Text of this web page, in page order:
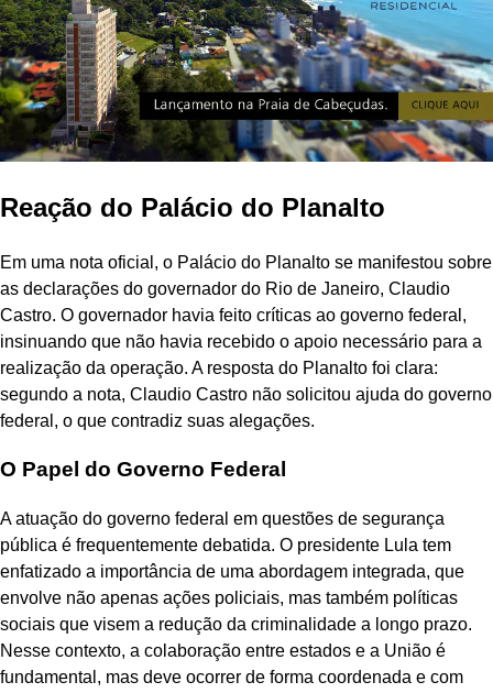
Reação do Palácio do Planalto
Em uma nota oficial, o Palácio do Planalto se manifestou sobre
as declarações do governador do Rio de Janeiro, Claudio
Castro. O governador havia feito críticas ao governo federal,
insinuando que não havia recebido o apoio necessário para a
realização da operação. A resposta do Planalto foi clara:
segundo a nota, Claudio Castro não solicitou ajuda do governo
federal, o que contradiz suas alegações.
O Papel do Governo Federal
A atuação do governo federal em questões de segurança
pública é frequentemente debatida. O presidente Lula tem
enfatizado a importância de uma abordagem integrada, que
envolve não apenas ações policiais, mas também políticas
sociais que visem a redução da criminalidade a longo prazo.
Nesse contexto, a colaboração entre estados e a União é
fundamental, mas deve ocorrer de forma coordenada e com